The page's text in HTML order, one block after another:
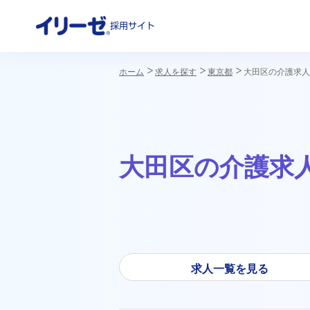
採用サイト
数字
働きやすい環境づくり 教育
社員インタビュー 介護
ホーム 求人を探す 東京都 大田区の介護求
大田区の介護求
求人一覧を見る